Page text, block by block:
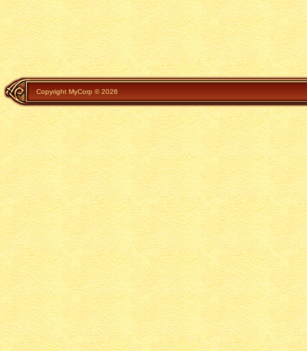
Copyright MyCorp © 2026